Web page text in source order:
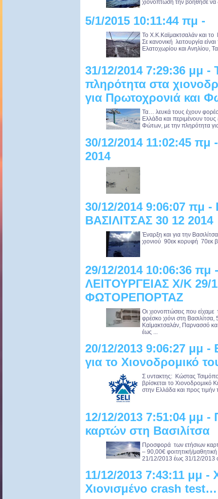
χιονόπτωση την βοήθησε
5/1/2015 10:11:44 πμ -
Το Χ.Κ.Καϊμακτσαλάν και
Σε κανονική λειτουργία
Ελατοχωρίου και Ανηλίου,
31/12/2014 7:29:36 μμ -
πληρότητα στα
για Πρωτοχρονιά και
Τα… λευκά τους έχουν
Ελλάδα και περιμένουν
Φώτων, με την πληρότητα
30/12/2014 11:02:45
2014
30/12/2014 9:06:07
ΒΑΣΙΛΙΤΣΑΣ 30 12 2014
Έναρξη και για την
χιονιού 90εκ κορυφή 70εκ
29/12/2014 10:06:36
ΛΕΙΤΟΥΡΓΕΙΑΣ Χ/Κ 29/
ΦΩΤΟΡΕΠΟΡΤΑΖ
Oι χιονοπτώσεις που
φρέσκο χιόνι στη
Καϊμακτσαλάν, Παρνασσό
έως ...
20/12/2013 9:06:27 μμ -
για το Χιονοδρομικό
Σ υντακτης: Κώστας
βρίσκεται το Χιονοδρομικό
στην Ελλάδα και προς τιμήν
12/12/2013 7:51:04 μμ
καρτών στη Βασιλίτσα
Προσφορά των ετήσιων
– 90,00€ φοιτητική/
21/12/2013 έως 31/12/2013
11/12/2013 7:43:11 μμ -
Χιονισμένο crash test…